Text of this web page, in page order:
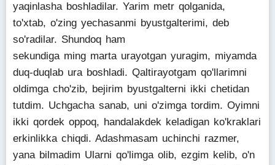
yaqinlasha boshladilar. Yarim metr qolganida,
to'xtab, o'zing yechasanmi byustgalterimi, deb
so'radilar. Shundoq ham
sekundiga ming marta urayotgan yuragim, miyamda
duq-duqlab ura boshladi. Qaltirayotgam qo'llarimni
oldimga cho'zib, bejirim byustgalterni ikki chetidan
tutdim. Uchgacha sanab, uni o'zimga tordim. Oyimni
ikki qordek oppoq, handalakdek keladigan ko'kraklari
erkinlikka chiqdi. Adashmasam uchinchi razmer,
yana bilmadim Ularni qo'limga olib, ezgim kelib, o'n